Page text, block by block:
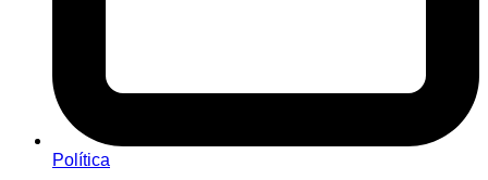
Política